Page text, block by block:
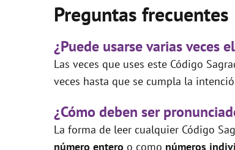
Preguntas frecuentes
¿Puede usarse varias veces
Las veces que uses este Código
veces hasta que se cumpla la
¿Cómo deben ser
La forma de leer cualquier Código
número entero o como números